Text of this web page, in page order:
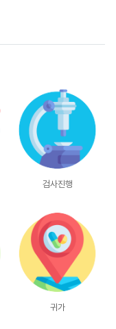
검사진행
귀가